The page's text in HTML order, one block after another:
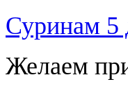
Суринам 5
Желаем